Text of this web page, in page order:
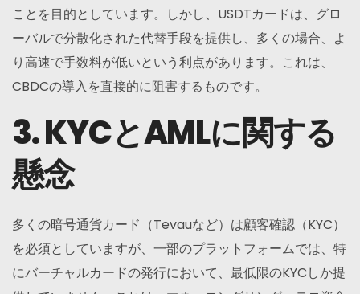
ことを目的としています。しかし、USDTカードは、グロ
ーバルで分散化された代替手段を提供し、多くの場合、よ
り高速で手数料が低いという利点があります。これは、
CBDCの導入を直接的に阻害するものです。
3. KYCとAMLに関する
懸念
多くの暗号通貨カード（Tevauなど）は顧客確認（KYC）
を必須としていますが、一部のプラットフォームでは、特
にバーチャルカードの発行において、最低限のKYCしか提